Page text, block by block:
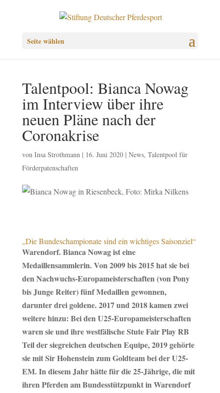
Seite wählen
Talentpool: Bianca Nowag
im Interview über ihre
neuen Pläne nach der
Coronakrise
von Insa Strothmann| 16. Juni 2020| News, Talentpool für
Förderpatenschaften
„Die Bundeschampionate sind ein wichtiges Saisonziel“
Warendorf. Bianca Nowag ist eine
Medaillensammlerin. Von 2009 bis 2015 hat sie bei
den Nachwuchs-Europameisterschaften (von Pony
bis Junge Reiter) fünf Medaillen gewonnen,
darunter drei goldene. 2017 und 2018 kamen zwei
weitere hinzu: Bei den U25-Europameisterschaften
waren sie und ihre westfälische Stute Fair Play RB
Teil der siegreichen deutschen Equipe, 2019 gehörte
sie mit Sir Hohenstein zum Goldteam bei der U25-
EM. In diesem Jahr hätte für die 25-Jährige, die mit
ihren Pferden am Bundesstützpunkt in Warendorf